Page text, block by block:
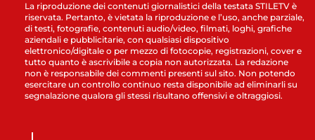
La riproduzione dei contenuti giornalistici della testata STILETV è
riservata. Pertanto, è vietata la riproduzione e l’uso, anche parziale,
di testi, fotografie, contenuti audio/video, filmati, loghi, grafiche
aziendali e pubblicitarie, con qualsiasi dispositivo
elettronico/digitale o per mezzo di fotocopie, registrazioni, cover e
tutto quanto è ascrivibile a copia non autorizzata. La redazione
non è responsabile dei commenti presenti sul sito. Non potendo
esercitare un controllo continuo resta disponibile ad eliminarli su
segnalazione qualora gli stessi risultano offensivi e oltraggiosi.